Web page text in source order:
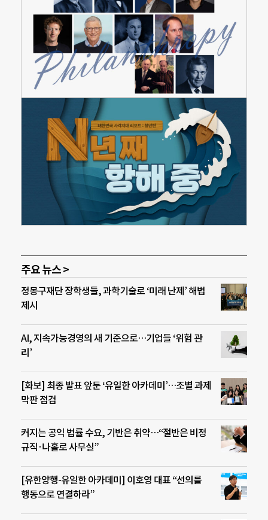
주요 뉴스 >
정몽구재단 장학생들, 과학기술로 ‘미래 난제’ 해법
제시
AI, 지속가능경영의 새 기준으로…기업들 ‘위험 관
리’
[화보] 최종 발표 앞둔 ‘유일한 아카데미’…조별 과제
막판 점검
커지는 공익 법률 수요, 기반은 취약…“절반은 비정
규직·나홀로 사무실”
[유한양행-유일한 아카데미] 이호영 대표 “선의를
행동으로 연결하라”